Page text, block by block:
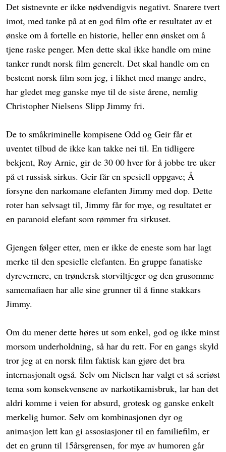
Det sistnevnte er ikke nødvendigvis negativt. Snarere tvert
imot, med tanke på at en god film ofte er resultatet av et
ønske om å fortelle en historie, heller enn ønsket om å
tjene raske penger. Men dette skal ikke handle om mine
tanker rundt norsk film generelt. Det skal handle om en
bestemt norsk film som jeg, i likhet med mange andre,
har gledet meg ganske mye til de siste årene, nemlig
Christopher Nielsens Slipp Jimmy fri.
De to småkriminelle kompisene Odd og Geir får et
uventet tilbud de ikke kan takke nei til. En tidligere
bekjent, Roy Arnie, gir de 30 00 hver for å jobbe tre uker
på et russisk sirkus. Geir får en spesiell oppgave; Å
forsyne den narkomane elefanten Jimmy med dop. Dette
roter han selvsagt til, Jimmy får for mye, og resultatet er
en paranoid elefant som rømmer fra sirkuset.
Gjengen følger etter, men er ikke de eneste som har lagt
merke til den spesielle elefanten. En gruppe fanatiske
dyrevernere, en trøndersk storviltjeger og den grusomme
samemafiaen har alle sine grunner til å finne stakkars
Jimmy.
Om du mener dette høres ut som enkel, god og ikke minst
morsom underholdning, så har du rett. For en gangs skyld
tror jeg at en norsk film faktisk kan gjøre det bra
internasjonalt også. Selv om Nielsen har valgt et så seriøst
tema som konsekvensene av narkotikamisbruk, lar han det
aldri komme i veien for absurd, grotesk og ganske enkelt
merkelig humor. Selv om kombinasjonen dyr og
animasjon lett kan gi assosiasjoner til en familiefilm, er
det en grunn til 15årsgrensen, for mye av humoren går